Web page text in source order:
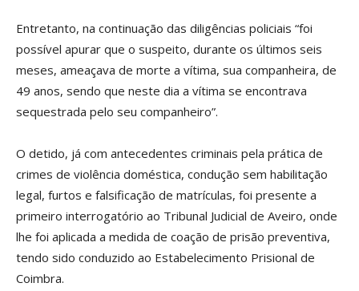
Entretanto, na continuação das diligências policiais “foi
possível apurar que o suspeito, durante os últimos seis
meses, ameaçava de morte a vítima, sua companheira, de
49 anos, sendo que neste dia a vítima se encontrava
sequestrada pelo seu companheiro”.
O detido, já com antecedentes criminais pela prática de
crimes de violência doméstica, condução sem habilitação
legal, furtos e falsificação de matrículas, foi presente a
primeiro interrogatório ao Tribunal Judicial de Aveiro, onde
lhe foi aplicada a medida de coação de prisão preventiva,
tendo sido conduzido ao Estabelecimento Prisional de
Coimbra.